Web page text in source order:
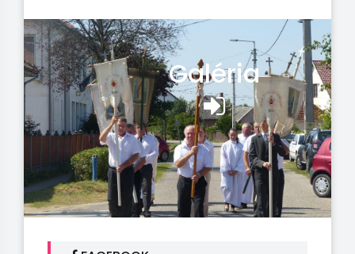
Galéria